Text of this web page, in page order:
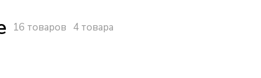
16 товаров 4 товара